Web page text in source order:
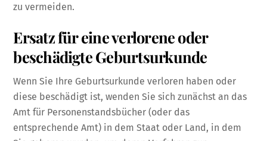
zu vermeiden.
Ersatz für eine verlorene oder
beschädigte Geburtsurkunde
Wenn Sie Ihre Geburtsurkunde verloren haben oder
diese beschädigt ist, wenden Sie sich zunächst an das
Amt für Personenstandsbücher (oder das
entsprechende Amt) in dem Staat oder Land, in dem